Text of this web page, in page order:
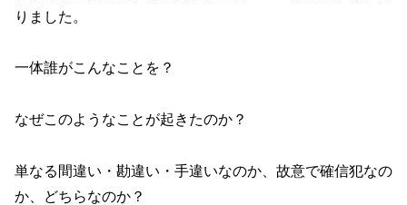
りました。
一体誰がこんなことを？
なぜこのようなことが起きたのか？
単なる間違い・勘違い・手違いなのか、故意で確信犯なの
か、どちらなのか？